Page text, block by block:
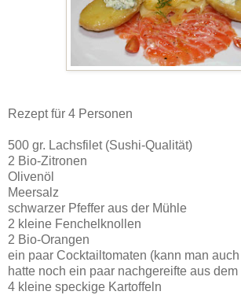
Rezept für 4 Personen
500 gr. Lachsfilet (Sushi-Qualität)
2 Bio-Zitronen
Olivenöl
Meersalz
schwarzer Pfeffer aus der Mühle
2 kleine Fenchelknollen
2 Bio-Orangen
ein paar Cocktailtomaten (kann man
hatte noch ein paar nachgereifte aus dem
4 kleine speckige Kartoffeln